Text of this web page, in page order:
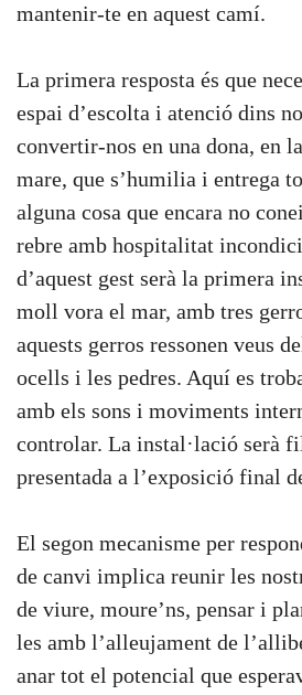
mantenir-te en aquest camí.
La primera resposta és que
espai d’escolta i atenció dins
convertir-nos en una dona, en
mare, que s’humilia i entrega
alguna cosa que encara no
rebre amb hospitalitat
d’aquest gest serà la primera
moll vora el mar, amb tres
aquests gerros ressonen veus
ocells i les pedres. Aquí es
amb els sons i moviments
controlar. La instal·lació serà
presentada a l’exposició final
El segon mecanisme per
de canvi implica reunir les
de viure, moure’ns, pensar i
les amb l’alleujament de
anar tot el potencial que